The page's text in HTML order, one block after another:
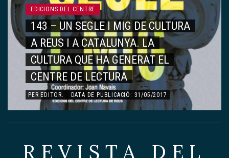
EDICIONS DEL CENTRE
142 – VIATGE AL CENTRE DE
LECTURA
PEREDITOR DATA DE PUBLICACIÓ: 15/05/2017
REVISTA DEL